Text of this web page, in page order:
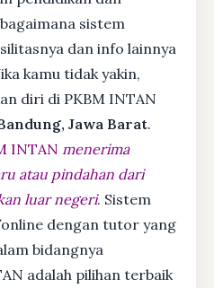
sistem
dan info lainnya
kamu tidak yakin,
diri di PKBM INTAN
Jawa Barat.
INTAN menerima
atau pindahan dari
luar negeri. Sistem
dengan tutor yang
bidangnya
adalah pilihan terbaik